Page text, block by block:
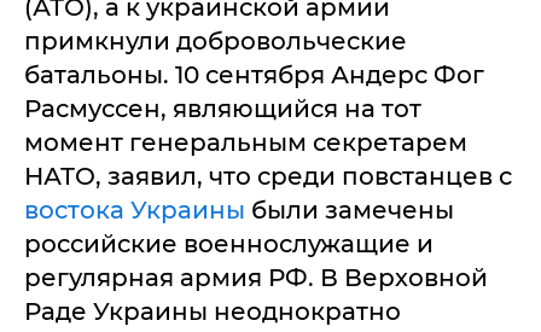
(АТО), а к украинской армии
примкнули добровольческие
батальоны. 10 сентября Андерс Фог
Расмуссен, являющийся на тот
момент генеральным секретарем
НАТО, заявил, что среди повстанцев с
востока Украины были замечены
российские военнослужащие и
регулярная армия РФ. В Верховной
Раде Украины неоднократно